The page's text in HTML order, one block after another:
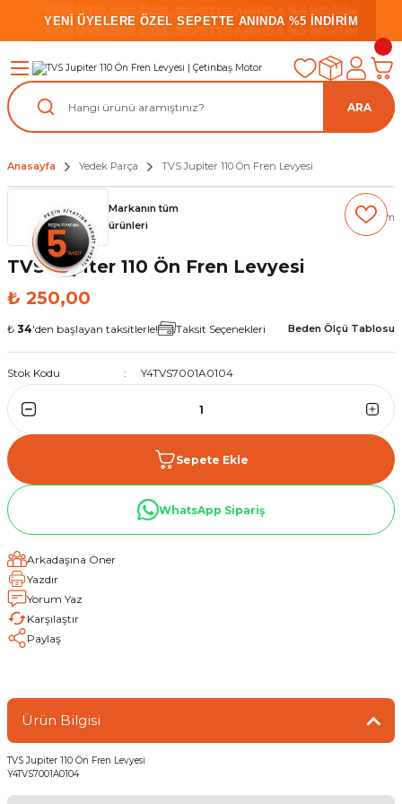
YENİ ÜYELERE ÖZEL SEPETTE ANINDA %5 İNDİRİM
YENİ ÜYELERE ÖZEL SEPETTE ANINDA %5 İNDİRİM
YENİ ÜYELERE ÖZEL SEPETTE ANINDA %5 İNDİRİM
ARA
Anasayfa Yedek Parça TVS Jupiter 110 Ön Fren Levyesi
Markanın tüm
ürünleri
(0) Yorum
TVS Jupiter 110 Ön Fren Levyesi
₺ 250,00
₺ 34'den başlayan taksitlerle! Taksit Seçenekleri Beden Ölçü Tablosu
Stok Kodu Y4TVS7001A0104
Sepete Ekle
WhatsApp Sipariş
Arkadaşına Öner
Yazdır
Yorum Yaz
Karşılaştır
Paylaş
Ürün Bilgisi
TVS Jupiter 110 Ön Fren Levyesi
Y4TVS7001A0104